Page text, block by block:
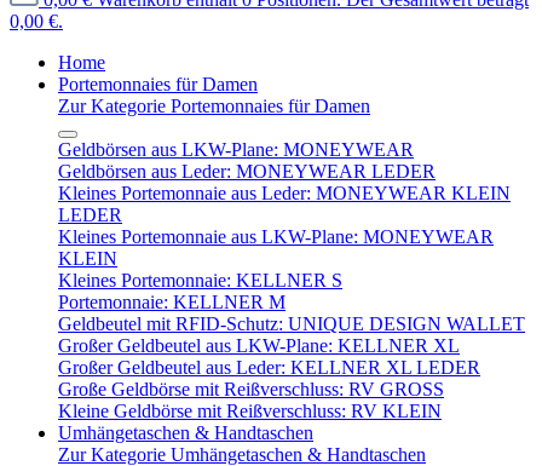
0,00 €.
Home
Portemonnaies für Damen
Zur Kategorie Portemonnaies für Damen
Geldbörsen aus LKW-Plane: MONEYWEAR
Geldbörsen aus Leder: MONEYWEAR LEDER
Kleines Portemonnaie aus Leder: MONEYWEAR KLEIN
LEDER
Kleines Portemonnaie aus LKW-Plane: MONEYWEAR
KLEIN
Kleines Portemonnaie: KELLNER S
Portemonnaie: KELLNER M
Geldbeutel mit RFID-Schutz: UNIQUE DESIGN WALLET
Großer Geldbeutel aus LKW-Plane: KELLNER XL
Großer Geldbeutel aus Leder: KELLNER XL LEDER
Große Geldbörse mit Reißverschluss: RV GROSS
Kleine Geldbörse mit Reißverschluss: RV KLEIN
Umhängetaschen & Handtaschen
Zur Kategorie Umhängetaschen & Handtaschen